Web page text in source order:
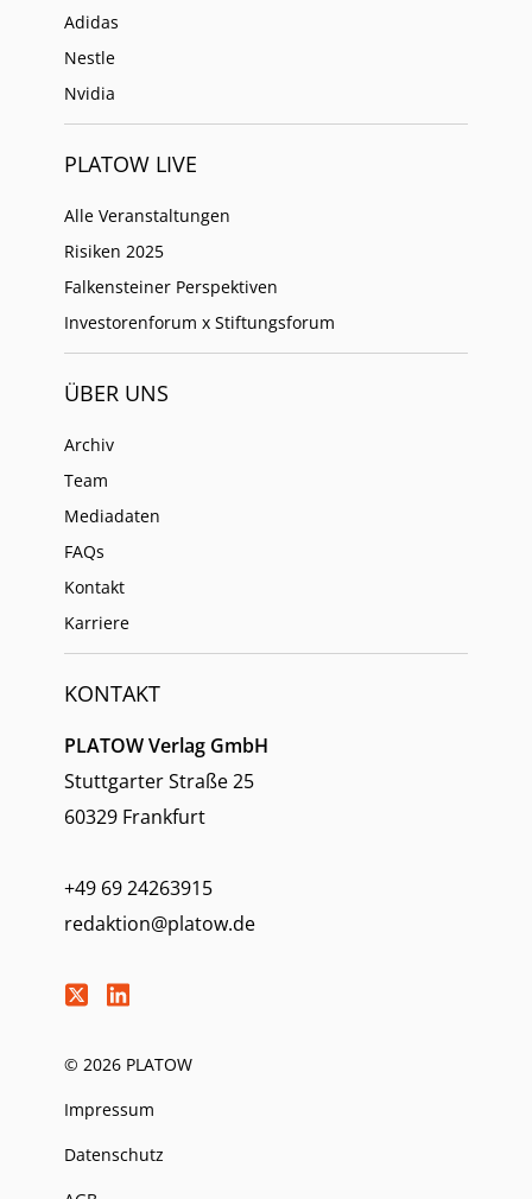
Adidas
Nestle
Nvidia
PLATOW LIVE
Alle Veranstaltungen
Risiken 2025
Falkensteiner Perspektiven
Investorenforum x Stiftungsforum
ÜBER UNS
Archiv
Team
Mediadaten
FAQs
Kontakt
Karriere
KONTAKT
PLATOW Verlag GmbH
Stuttgarter Straße 25
60329 Frankfurt
+49 69 24263915
redaktion@platow.de
© 2026 PLATOW
Impressum
Datenschutz